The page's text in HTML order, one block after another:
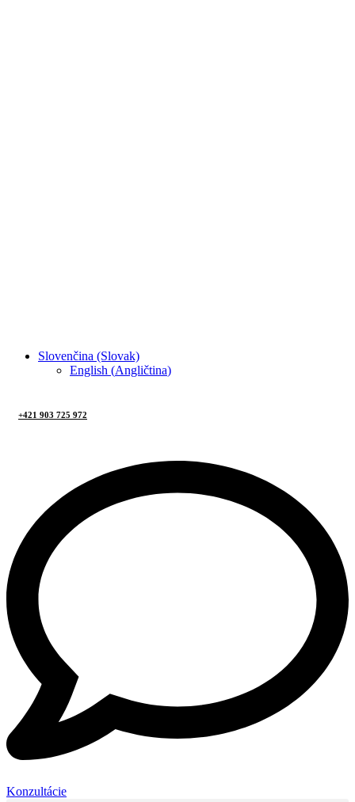
Slovenčina (Slovak)
English (Angličtina)
+421 903 725 972
Konzultácie